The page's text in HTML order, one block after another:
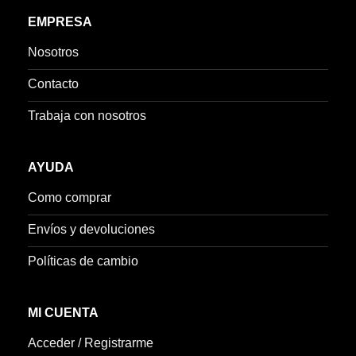
EMPRESA
Nosotros
Contacto
Trabaja con nosotros
AYUDA
Como comprar
Envíos y devoluciones
Políticas de cambio
MI CUENTA
Acceder / Registrarme